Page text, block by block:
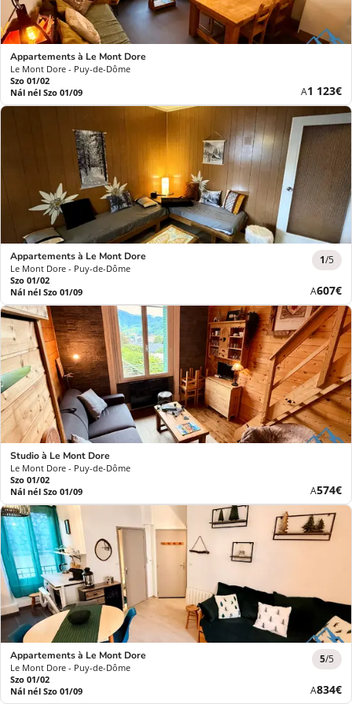
Appartements à Le Mont Dore
Le Mont Dore - Puy-de-Dôme
Szo 01/02
Nál nél Szo 01/09
AÚj
ár
1 123€
Appartements à Le Mont Dore
Le Mont Dore - Puy-de-Dôme
1/5
Szo 01/02
Nál nél Szo 01/09
AÚj
ár
607€
Studio à Le Mont Dore
Le Mont Dore - Puy-de-Dôme
Szo 01/02
Nál nél Szo 01/09
AÚj
ár
574€
Appartements à Le Mont Dore
Le Mont Dore - Puy-de-Dôme
5/5
Szo 01/02
Nál nél Szo 01/09
AÚj
834€